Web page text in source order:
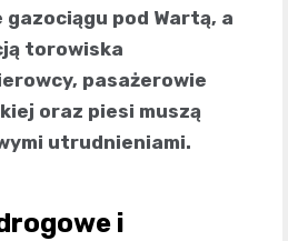
pod Wartą, a
torowiska
pasażerowie
oraz piesi muszą
utrudnieniami.
i